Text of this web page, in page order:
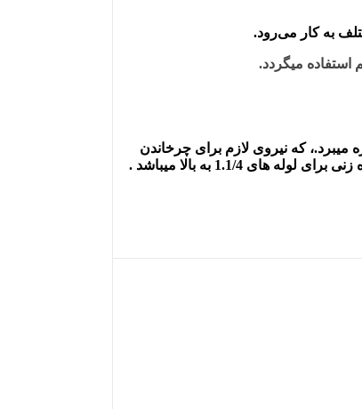
به کار می‌رود.
استفاده میگردد.
میبرد.، که نیروی لازم برای چرخاندن